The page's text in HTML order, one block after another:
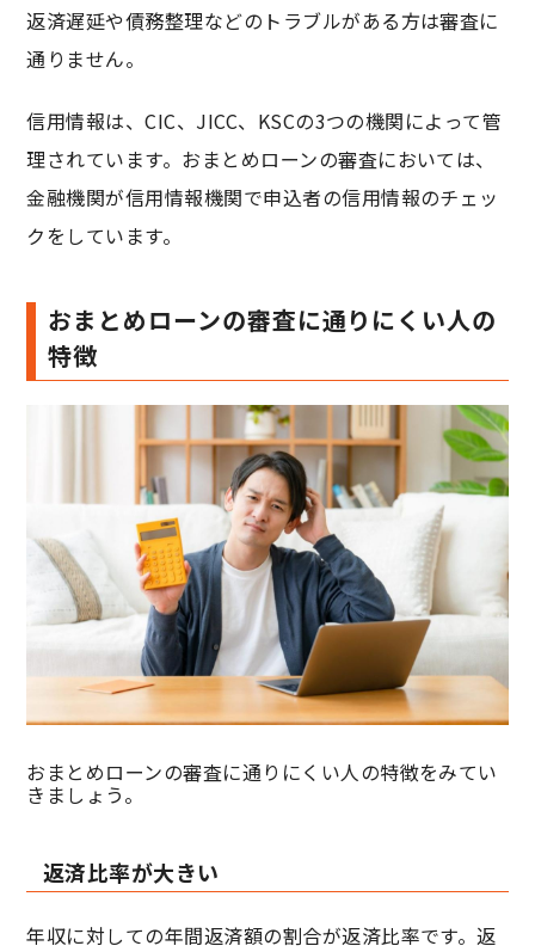
返済遅延や債務整理などのトラブルがある方は審査に
通りません。
信用情報は、CIC、JICC、KSCの3つの機関によって管
理されています。おまとめローンの審査においては、
金融機関が信用情報機関で申込者の信用情報のチェッ
クをしています。
おまとめローンの審査に通りにくい人の
特徴
おまとめローンの審査に通りにくい人の特徴をみてい
きましょう。
返済比率が大きい
年収に対しての年間返済額の割合が返済比率です。返